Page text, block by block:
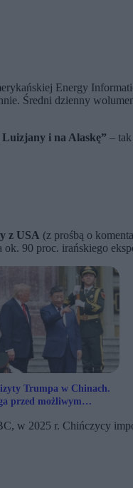
Energy
Średni dzienny
Luizjany i na Alaskę” –
z USA (z prośbą o
ok. 90 proc. irańskiego
Trumpa w Chinach.
przed możliwym
w 2025 r. Chińczycy